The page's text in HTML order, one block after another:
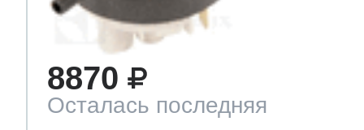
8870
Осталась последняя